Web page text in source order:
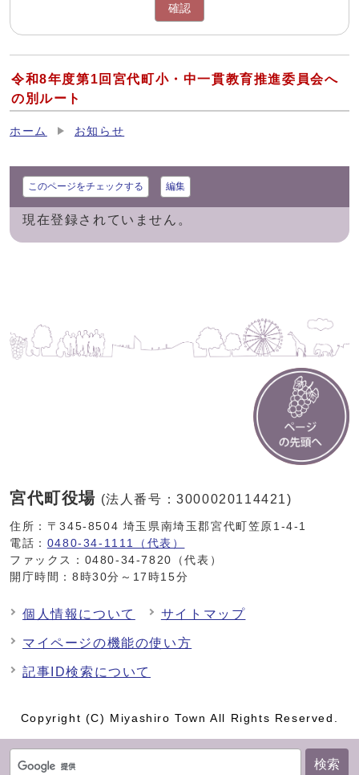
検索
確認
令和8年度第1回宮代町小・中一貫教育推進委員会へ
の別ルート
ホーム お知らせ
このページをチェックする 編集
現在登録されていません。
宮代町役場 (法人番号：3000020114421)
住所：〒345-8504 埼玉県南埼玉郡宮代町笠原1-4-1
電話： 0480-34-1111（代表）
ファックス：0480-34-7820（代表）
開庁時間：8時30分～17時15分
個人情報について サイトマップ
マイページの機能の使い方
記事ID検索について
Copyright (C) Miyashiro Town All Rights Reserved.